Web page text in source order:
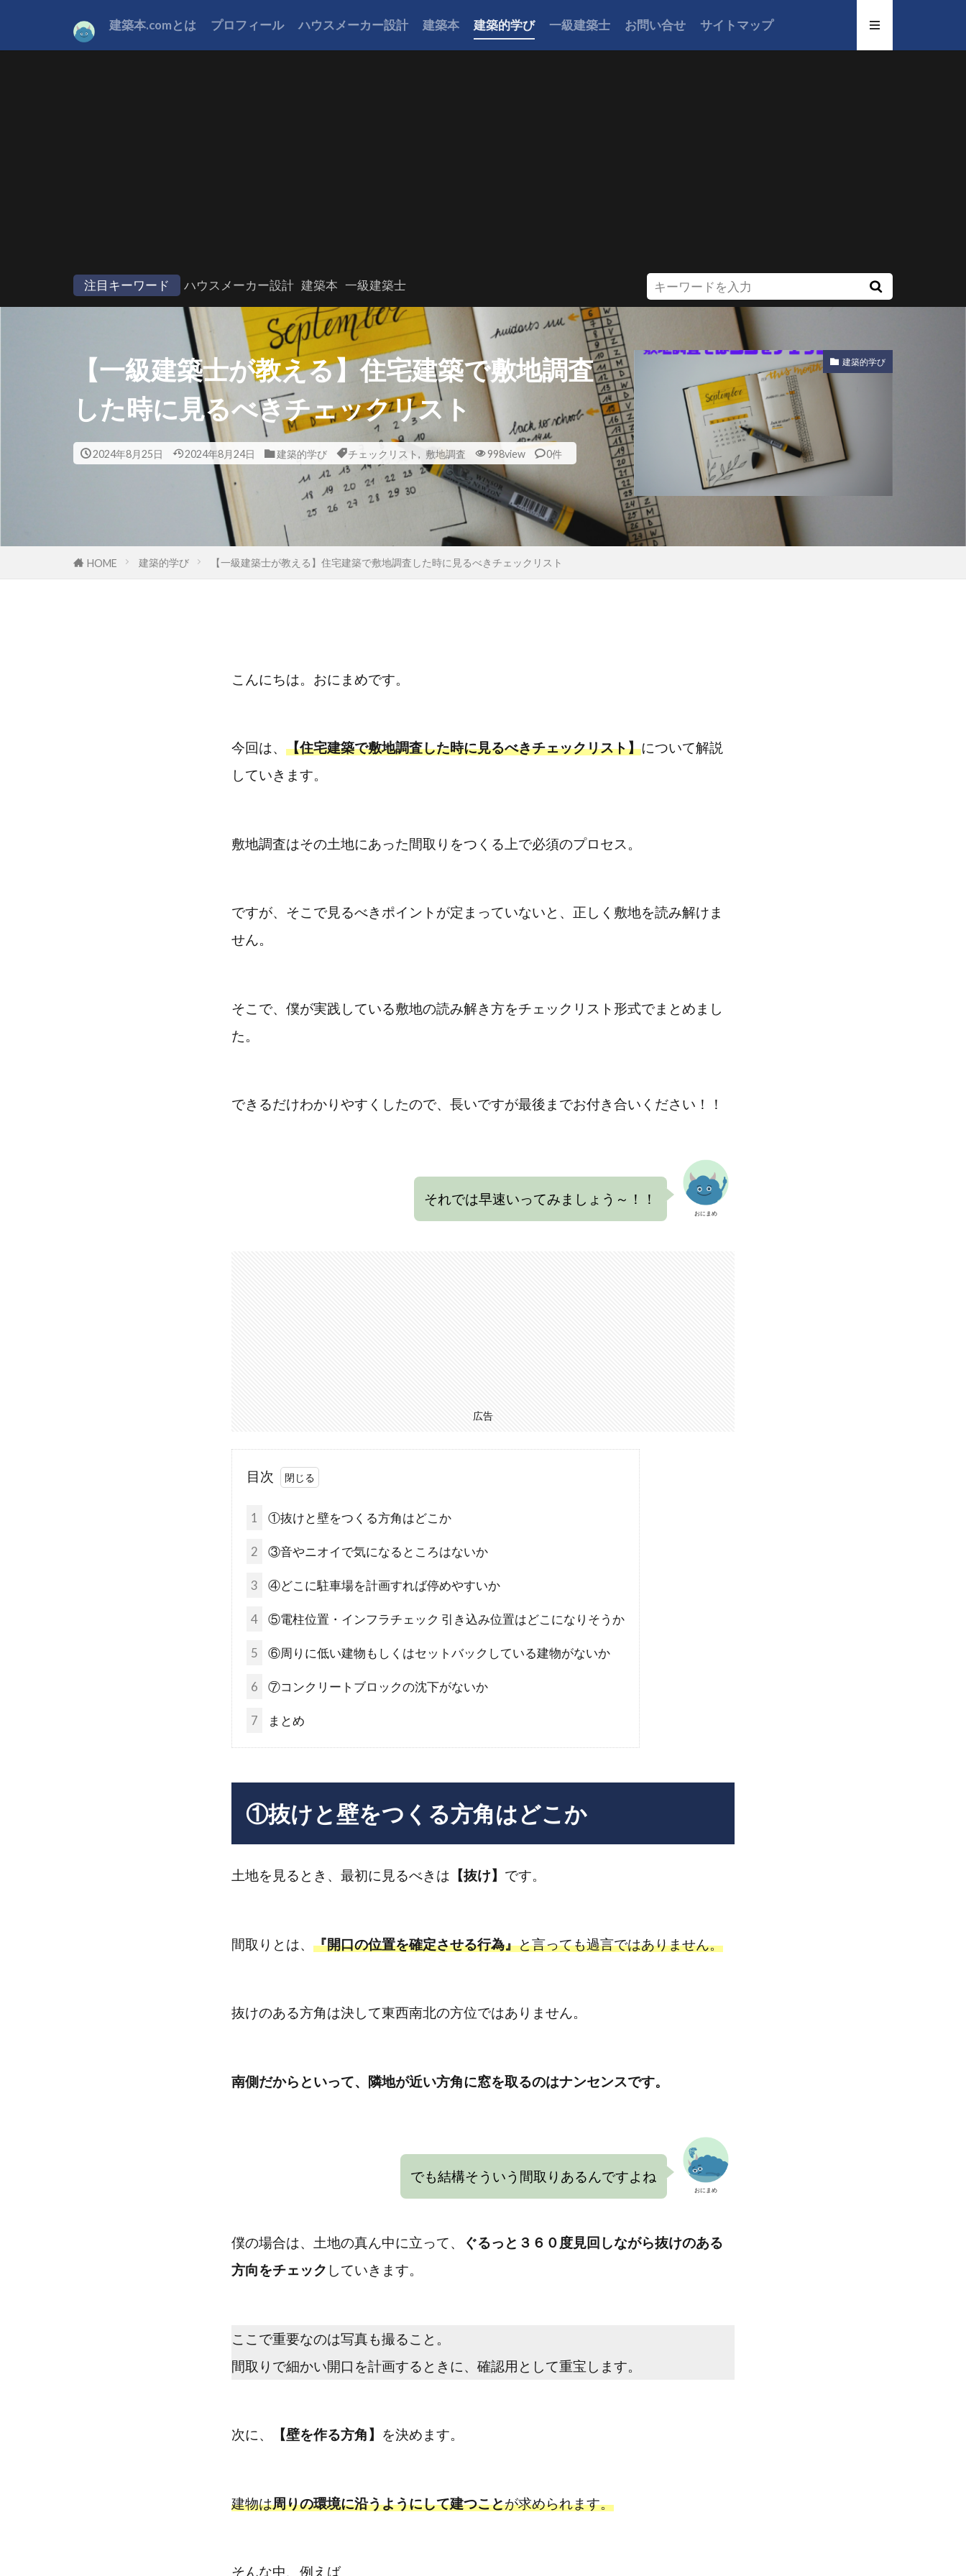
建築本.comとは プロフィール ハウスメーカー設計 建築本 建築的学び 一級建築士 お問い合せ サイトマップ
注目キーワード ハウスメーカー設計 建築本 一級建築士
【一級建築士が教える】住宅建築で敷地調査
した時に見るべきチェックリスト
2024年8月25日 2024年8月24日 建築的学び チェックリスト 敷地調査 998view 0件
建築的学び
HOME 建築的学び 【一級建築士が教える】住宅建築で敷地調査した時に見るべきチェックリスト
こんにちは。おにまめです。
今回は、 【住宅建築で敷地調査した時に見るべきチェックリスト】について解説
していきます。
敷地調査はその土地にあった間取りをつくる上で必須のプロセス。
ですが、そこで見るべきポイントが定まっていないと、正しく敷地を読み解けま
せん。
そこで、僕が実践している敷地の読み解き方をチェックリスト形式でまとめまし
た。
できるだけわかりやすくしたので、長いですが最後までお付き合いください！！
おにまめ
それでは早速いってみましょう～！！
広告
目次
1 ①抜けと壁をつくる方角はどこか
2 ③音やニオイで気になるところはないか
3 ④どこに駐車場を計画すれば停めやすいか
4 ⑤電柱位置・インフラチェック 引き込み位置はどこになりそうか
5 ⑥周りに低い建物もしくはセットバックしている建物がないか
6 ⑦コンクリートブロックの沈下がないか
7 まとめ
①抜けと壁をつくる方角はどこか
土地を見るとき、最初に見るべきは 【抜け】 です。
間取りとは、 『開口の位置を確定させる行為』と言っても過言ではありません。
抜けのある方角は決して東西南北の方位ではありません。
南側だからといって、隣地が近い方角に窓を取るのはナンセンスです。
おにまめ
でも結構そういう間取りあるんですよね
僕の場合は、土地の真ん中に立って、
ぐるっと３６０度見回しながら抜けのある
方向をチェック していきます。
ここで重要なのは写真も撮ること。
間取りで細かい開口を計画するときに、確認用として重宝します。
次に、 【壁を作る方角】 を決めます。
建物は周りの環境に沿うようにして建つことが求められます。
そんな中、例えば